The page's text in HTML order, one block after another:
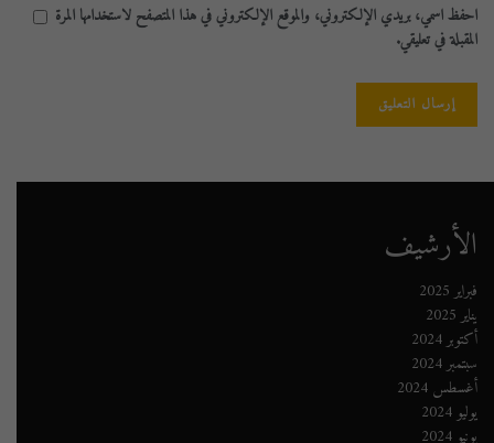
احفظ اسمي، بريدي الإلكتروني، والموقع الإلكتروني في هذا المتصفح لاستخدامها المرة
المقبلة في تعليقي.
الأرشيف
فبراير 2025
يناير 2025
أكتوبر 2024
سبتمبر 2024
أغسطس 2024
يوليو 2024
يونيو 2024